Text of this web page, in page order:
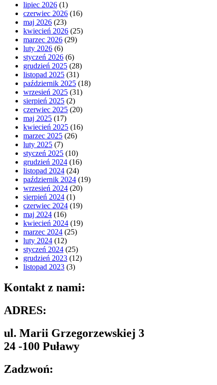
lipiec 2026 (1)
czerwiec 2026 (16)
maj 2026 (23)
kwiecień 2026 (25)
marzec 2026 (29)
luty 2026 (6)
styczeń 2026 (6)
grudzień 2025 (28)
listopad 2025 (31)
październik 2025 (18)
wrzesień 2025 (31)
sierpień 2025 (2)
czerwiec 2025 (20)
maj 2025 (17)
kwiecień 2025 (16)
marzec 2025 (26)
luty 2025 (7)
styczeń 2025 (10)
grudzień 2024 (16)
listopad 2024 (24)
październik 2024 (19)
wrzesień 2024 (20)
sierpień 2024 (1)
czerwiec 2024 (19)
maj 2024 (16)
kwiecień 2024 (19)
marzec 2024 (25)
luty 2024 (12)
styczeń 2024 (25)
grudzień 2023 (12)
listopad 2023 (3)
Kontakt z nami:
ADRES:
ul. Marii Grzegorzewskiej 3
24 -100 Puławy
Zadzwoń: